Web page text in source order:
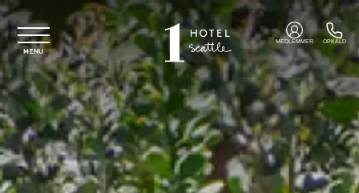
Spring til hovedindhold
MENU
MEDLEMMER OPKALD